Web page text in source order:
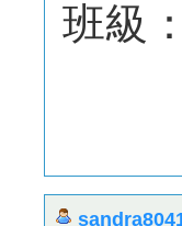
班級